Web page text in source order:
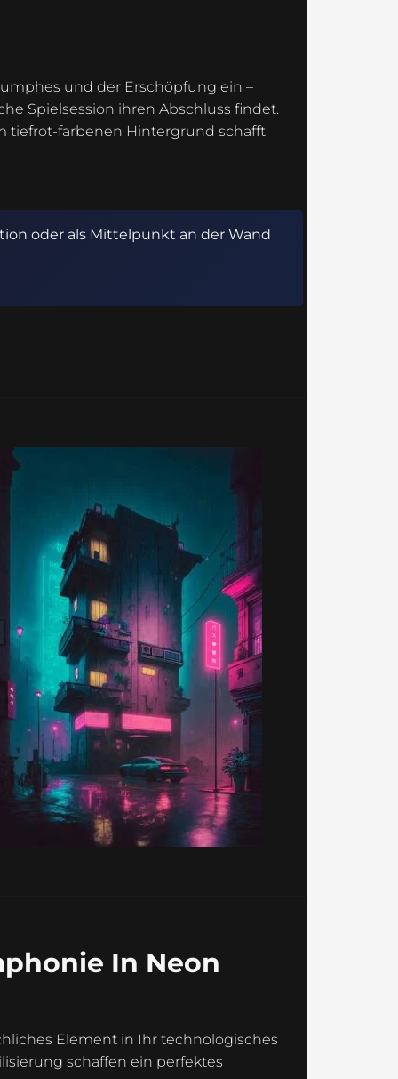
und der Erschöpfung ein –
Spielsession ihren Abschluss findet.
tiefrot-farbenen Hintergrund schafft
oder als Mittelpunkt an der Wand
In Neon
Element in Ihr technologisches
schaffen ein perfektes